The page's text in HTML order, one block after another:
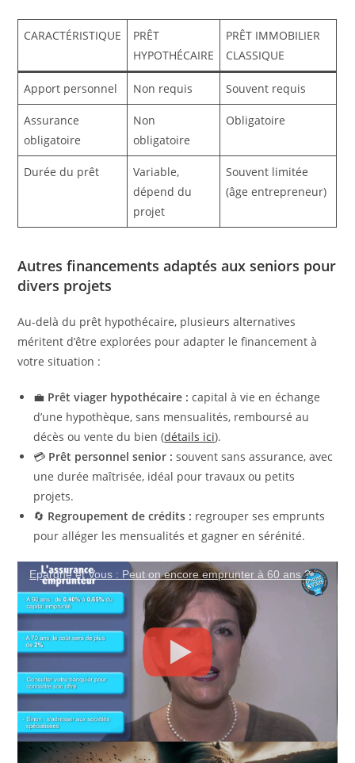
CARACTÉRISTIQUE
PRÊT
HYPOTHÉCAIRE
PRÊT IMMOBILIER
CLASSIQUE
Apport personnel Non requis Souvent requis
Assurance
obligatoire
Non
obligatoire
Obligatoire
Durée du prêt
Variable,
dépend du
projet
Souvent limitée
(âge entrepreneur)
Autres financements adaptés aux seniors pour
divers projets
Au-delà du prêt hypothécaire, plusieurs alternatives
méritent d’être explorées pour adapter le financement à
votre situation :
💼 Prêt viager hypothécaire : capital à vie en échange
d’une hypothèque, sans mensualités, remboursé au
décès ou vente du bien (détails ici).
💳 Prêt personnel senior : souvent sans assurance, avec
une durée maîtrisée, idéal pour travaux ou petits
projets.
🔄 Regroupement de crédits : regrouper ses emprunts
pour alléger les mensualités et gagner en sérénité.
Epargne et Vous : Peut on encore emprunter à 60 ans ?